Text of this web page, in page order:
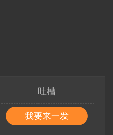
吐槽
我要来一发